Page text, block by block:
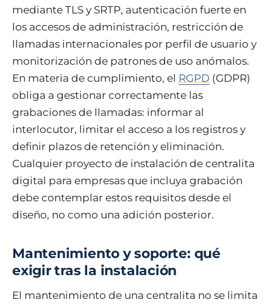
mediante TLS y SRTP, autenticación fuerte en
los accesos de administración, restricción de
llamadas internacionales por perfil de usuario y
monitorización de patrones de uso anómalos.
En materia de cumplimiento, el RGPD (GDPR)
obliga a gestionar correctamente las
grabaciones de llamadas: informar al
interlocutor, limitar el acceso a los registros y
definir plazos de retención y eliminación.
Cualquier proyecto de instalación de centralita
digital para empresas que incluya grabación
debe contemplar estos requisitos desde el
diseño, no como una adición posterior.
Mantenimiento y soporte: qué
exigir tras la instalación
El mantenimiento de una centralita no se limita